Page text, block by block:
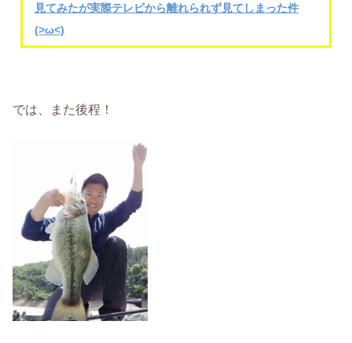
見てみたが実際テレビから離れられず見てしまった件
(>ω<)
では、また後程！